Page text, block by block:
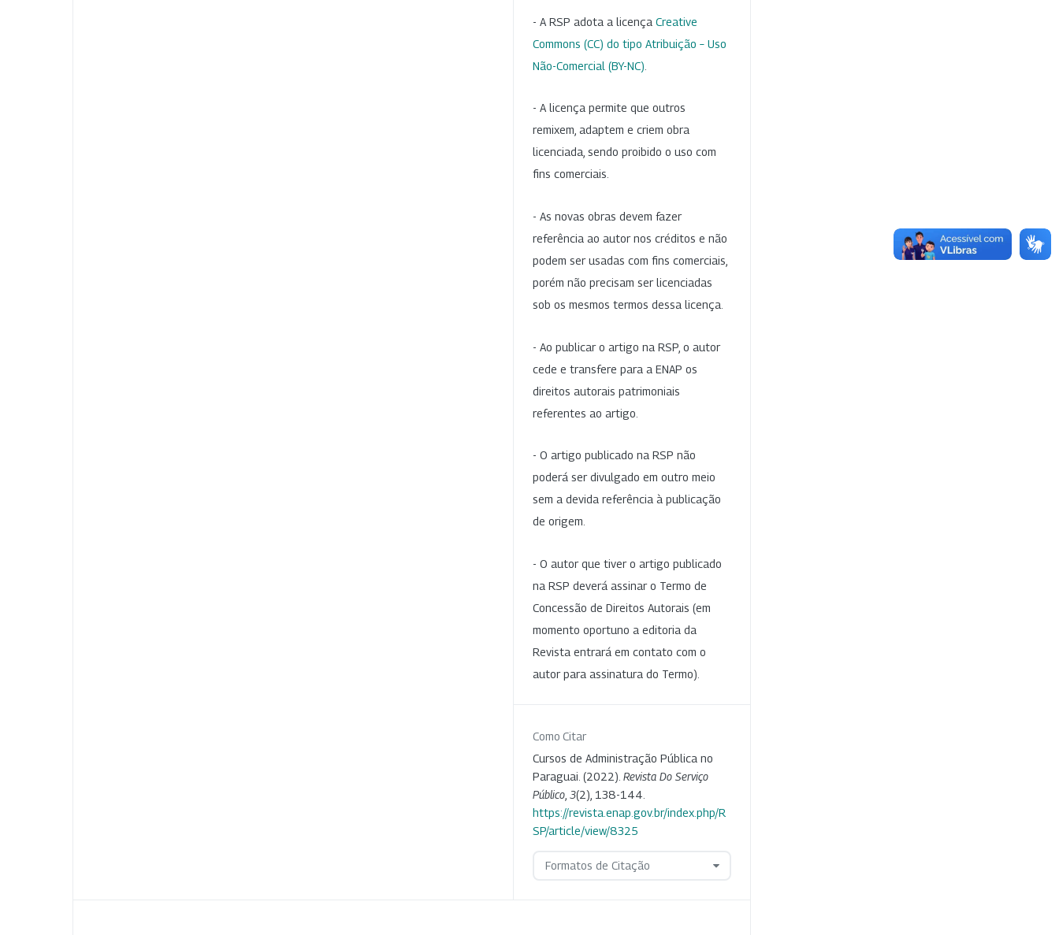
- A RSP adota a licença Creative
Commons (CC) do tipo Atribuição – Uso
Não-Comercial (BY-NC)
- A licença permite que outros
remixem, adaptem e criem obra
licenciada, sendo proibido o uso com
fins comerciais.
- As novas obras devem fazer
referência ao autor nos créditos e não
podem ser usadas com fins comerciais,
porém não precisam ser licenciadas
sob os mesmos termos dessa licença.
- Ao publicar o artigo na RSP, o autor
cede e transfere para a ENAP os
direitos autorais patrimoniais
referentes ao artigo.
- O artigo publicado na RSP não
poderá ser divulgado em outro meio
sem a devida referência à publicação
de origem.
- O autor que tiver o artigo publicado
na RSP deverá assinar o Termo de
Concessão de Direitos Autorais (em
momento oportuno a editoria da
Revista entrará em contato com o
autor para assinatura do Termo).
Como Citar
Cursos de Administração Pública no
Paraguai. (2022). Revista Do Serviço
Público 3(2), 138-144.
https://revista.enap.gov.br/index.php/R
SP/article/view/8325
Formatos de Citação